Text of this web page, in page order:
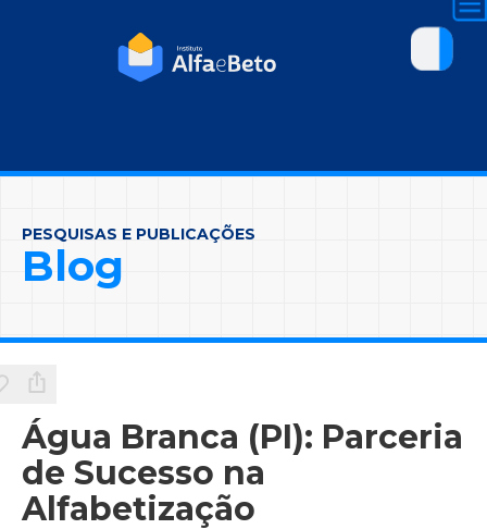
PESQUISAS E PUBLICAÇÕES
Blog
Água Branca (PI): Parceria
de Sucesso na
Alfabetização